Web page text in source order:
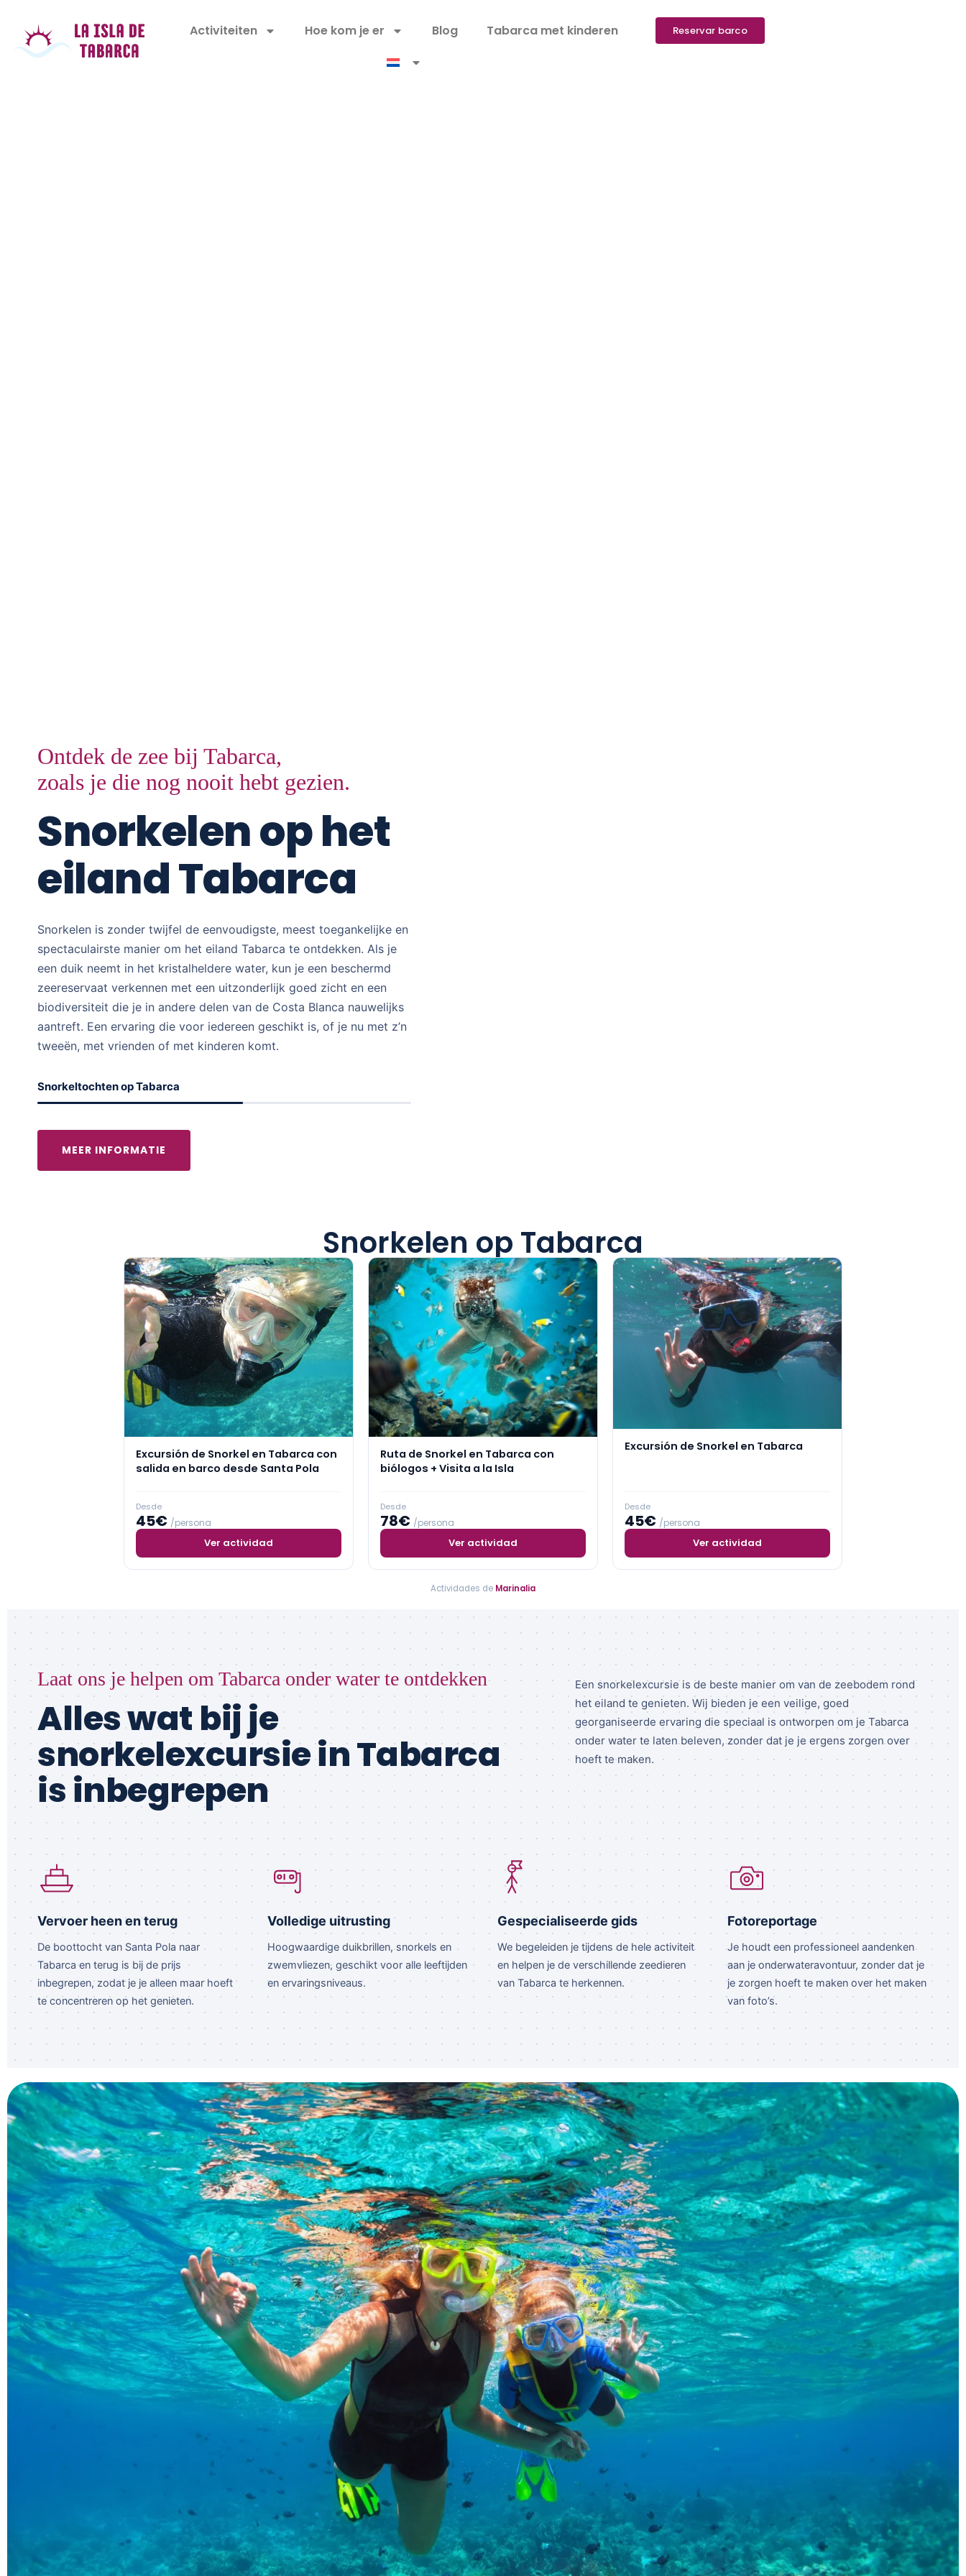
Activiteiten Hoe kom je er Blog Tabarca met kinderen Reservar barco
Ontdek de zee bij Tabarca,
zoals je die nog nooit hebt gezien.
Snorkelen op het
eiland Tabarca
Snorkelen is zonder twijfel de eenvoudigste, meest toegankelijke en
spectaculairste manier om het eiland Tabarca te ontdekken. Als je
een duik neemt in het kristalheldere water, kun je een beschermd
zeereservaat verkennen met een uitzonderlijk goed zicht en een
biodiversiteit die je in andere delen van de Costa Blanca nauwelijks
aantreft. Een ervaring die voor iedereen geschikt is, of je nu met z’n
tweeën, met vrienden of met kinderen komt.
Snorkeltochten op Tabarca
MEER INFORMATIE
Snorkelen op Tabarca
Excursión de Snorkel en Tabarca con
salida en barco desde Santa Pola
Desde
45€ /persona
Ver actividad
Ruta de Snorkel en Tabarca con
biólogos + Visita a la Isla
Desde
78€ /persona
Ver actividad
Excursión de Snorkel en Tabarca
Desde
45€ /persona
Ver actividad
Actividades de Marinalia
Laat ons je helpen om Tabarca onder water te ontdekken
Alles wat bij je
snorkelexcursie in Tabarca
is inbegrepen
Een snorkelexcursie is de beste manier om van de zeebodem rond
het eiland te genieten. Wij bieden je een veilige, goed
georganiseerde ervaring die speciaal is ontworpen om je Tabarca
onder water te laten beleven, zonder dat je je ergens zorgen over
hoeft te maken.
Vervoer heen en terug
De boottocht van Santa Pola naar
Tabarca en terug is bij de prijs
inbegrepen, zodat je je alleen maar hoeft
te concentreren op het genieten.
Volledige uitrusting
Hoogwaardige duikbrillen, snorkels en
zwemvliezen, geschikt voor alle leeftijden
en ervaringsniveaus.
Gespecialiseerde gids
We begeleiden je tijdens de hele activiteit
en helpen je de verschillende zeedieren
van Tabarca te herkennen.
Fotoreportage
Je houdt een professioneel aandenken
aan je onderwateravontuur, zonder dat je
je zorgen hoeft te maken over het maken
van foto’s.